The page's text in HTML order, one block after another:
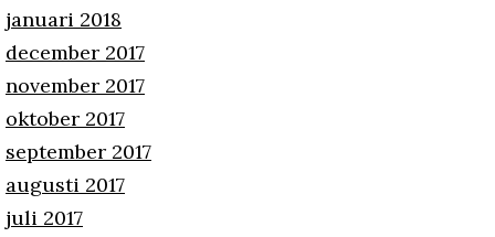
januari 2018
december 2017
november 2017
oktober 2017
september 2017
augusti 2017
juli 2017